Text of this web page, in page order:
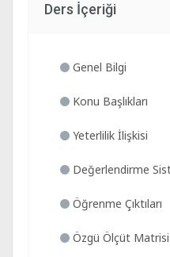
Ders İçeriği
Genel Bilgi
Konu Başlıkları
Yeterlilik İlişkisi
Değerlendirme
Öğrenme Çıktıları
Özgü Ölçüt Matrisi